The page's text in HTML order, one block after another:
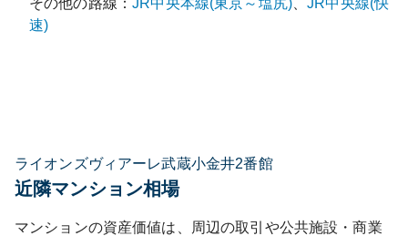
その他の路線：JR中央本線(東京～塩尻) 、JR中央線(快
速)
ライオンズヴィアーレ武蔵小金井2番館
近隣マンション相場
マンションの資産価値は、周辺の取引や公共施設・商業